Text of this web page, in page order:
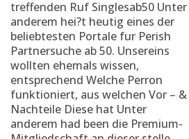
treffenden Ruf Singlesab50 Unter
anderem hei?t heutig eines der
beliebtesten Portale fur Perish
Partnersuche ab 50. Unsereins
wollten ehemals wissen,
entsprechend Welche Perron
funktioniert, aus welchen Vor – &
Nachteile Diese hat Unter
anderem had been die Premium-